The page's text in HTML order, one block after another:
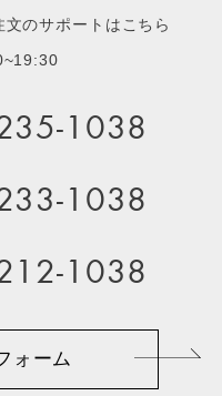
のサポートはこちら
1038
1038
1038
ォーム